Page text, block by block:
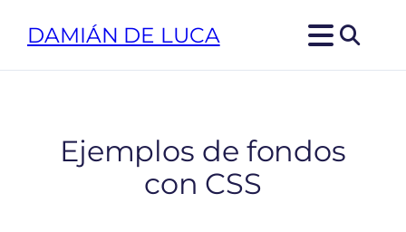
DAMIÁN DE LUCA
Ejemplos de fondos
con CSS